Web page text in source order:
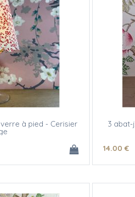
à pied - Cerisier 3 abat-
14.00 €